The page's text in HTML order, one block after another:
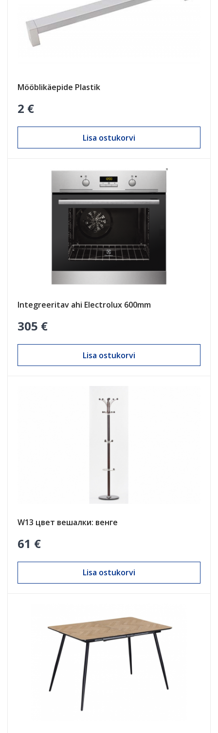
Mööblikäepide Plastik
2 €
Lisa ostukorvi
Integreeritav ahi Electrolux 600mm
305 €
Lisa ostukorvi
W13 цвет вешалки: венге
61 €
Lisa ostukorvi